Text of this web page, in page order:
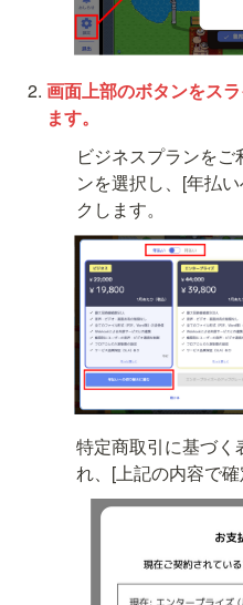
画面上部のボタンをス
ます。
ビジネスプランを
ンを選択し、[年払
クします。
特定商取引に基づく
れ、[上記の内容で確